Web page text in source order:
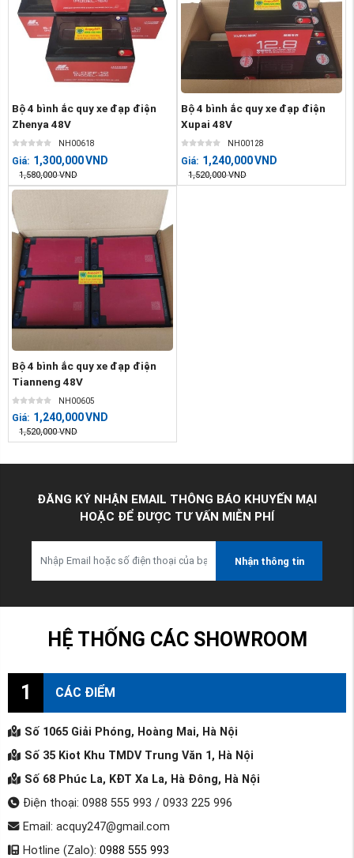
Bộ 4 bình ắc quy xe đạp điện
Zhenya 48V
NH00618
Giá: 1,300,000VND
1,580,000 VND
Bộ 4 bình ắc quy xe đạp điện
Xupai 48V
NH00128
Giá: 1,240,000VND
1,520,000 VND
Bộ 4 bình ắc quy xe đạp điện
Tianneng 48V
NH00605
Giá: 1,240,000VND
1,520,000 VND
ĐĂNG KÝ NHẬN EMAIL THÔNG BÁO KHUYẾN MẠI
HOẶC ĐỂ ĐƯỢC TƯ VẤN MIỄN PHÍ
Nhận thông tin
HỆ THỐNG CÁC SHOWROOM
1 CÁC ĐIỂM
Số 1065 Giải Phóng, Hoàng Mai, Hà Nội
Số 35 Kiot Khu TMDV Trung Văn 1, Hà Nội
Số 68 Phúc La, KĐT Xa La, Hà Đông, Hà Nội
Điện thoại: 0988 555 993 / 0933 225 996
Email: acquy247@gmail.com
Hotline (Zalo): 0988 555 993